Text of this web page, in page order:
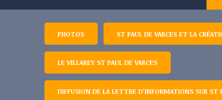
PHOTOS ST PAUL DE VARCES ET LA
LE VILLAREY ST PAUL DE VARCES
DIFFUSION DE LA LETTRE D'INFORMATIONS SUR ST